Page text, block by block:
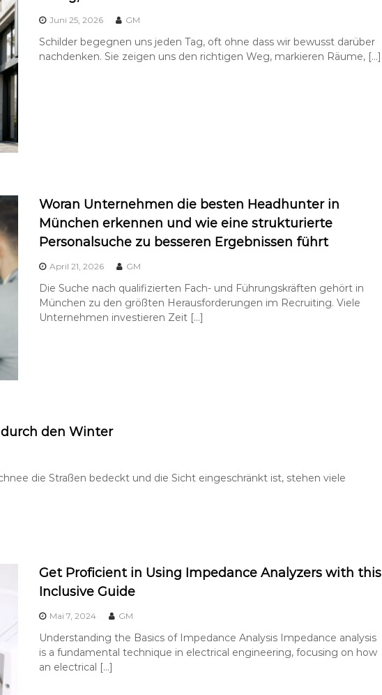
Juni 25, 2026 GM
Schilder begegnen uns jeden Tag, oft ohne dass wir bewusst darüber
nachdenken. Sie zeigen uns den richtigen Weg, markieren Räume, […]
Woran Unternehmen die besten Headhunter in
München erkennen und wie eine strukturierte
Personalsuche zu besseren Ergebnissen führt
April 21, 2026 GM
Die Suche nach qualifizierten Fach- und Führungskräften gehört in
München zu den größten Herausforderungen im Recruiting. Viele
Unternehmen investieren Zeit […]
den Winter
die Straßen bedeckt und die Sicht eingeschränkt ist, stehen viele
Get Proficient in Using Impedance Analyzers with this
Inclusive Guide
Mai 7, 2024 GM
Understanding the Basics of Impedance Analysis Impedance analysis
is a fundamental technique in electrical engineering, focusing on how
an electrical […]